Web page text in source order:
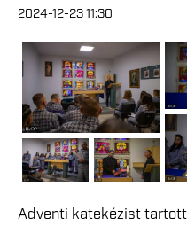
2024-12-23 11:30
Adventi katekézist